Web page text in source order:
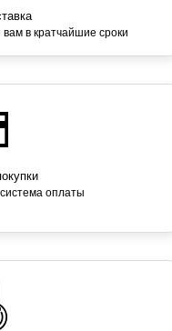
в кратчайшие сроки
оплаты